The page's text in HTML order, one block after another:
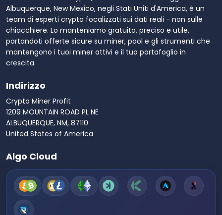
Albuquerque, New Mexico, negli Stati Uniti d'America, è un
team di esperti crypto focalizzati sui dati reali - non sulle
chiacchiere. Lo manteniamo gratuito, preciso e utile,
portandoti offerte sicure su miner, pool e gli strumenti che
mantengono i tuoi miner attivi e il tuo portafoglio in
crescita.
Indirizzo
Crypto Miner Profit
1209 MOUNTAIN ROAD PL NE
ALBUQUERQUE, NM, 87110
United States of America
Algo Cloud